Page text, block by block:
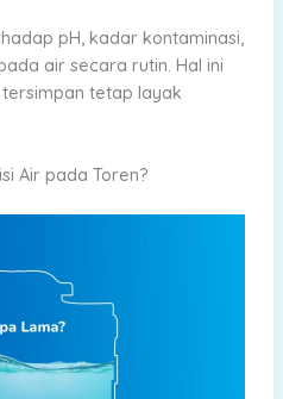
pH, kadar kontaminasi,
air secara rutin. Hal ini
tetap layak
Air pada Toren?